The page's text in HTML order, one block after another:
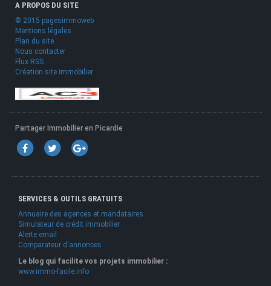
A PROPOS DU SITE
© 2015 pagesimmoweb
Mentions légales
Plan du site
Nous contacter
Flux RSS
Création site immobilier
Partager Immobilier en Picardie
SERVICES & OUTILS GRATUITS
Annuaire des agences et mandataires
Simulateur de crédit immobilier
Alerte email
Comparateur d'annonces
Le blog qui facilite vos projets immobilier :
www.immo-facile.info